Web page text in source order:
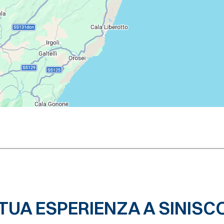
ESPERIENZA A